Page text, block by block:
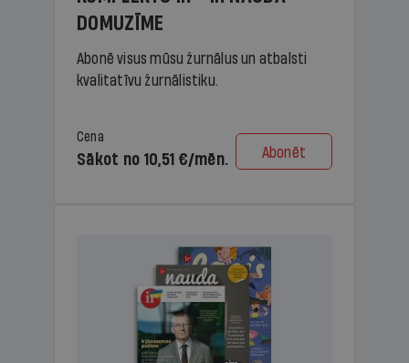
DOMUZĪME
Abonē visus mūsu žurnālus un atbalsti
kvalitatīvu žurnālistiku.
Cena
Sākot no 10,51 €/mēn. Abonēt